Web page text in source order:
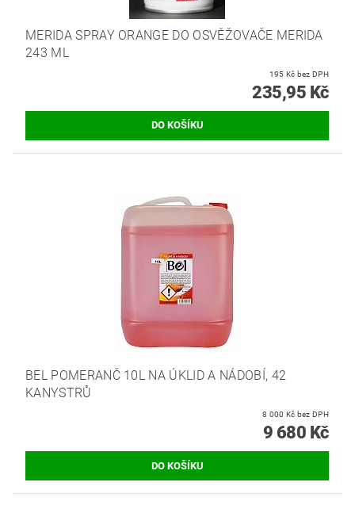
MERIDA SPRAY ORANGE DO OSVĚŽOVAČE MERIDA
243 ML
195 Kč bez DPH
235,95 Kč
BEL POMERANČ 10L NA ÚKLID A NÁDOBÍ, 42
KANYSTRŮ
8 000 Kč bez DPH
9 680 Kč